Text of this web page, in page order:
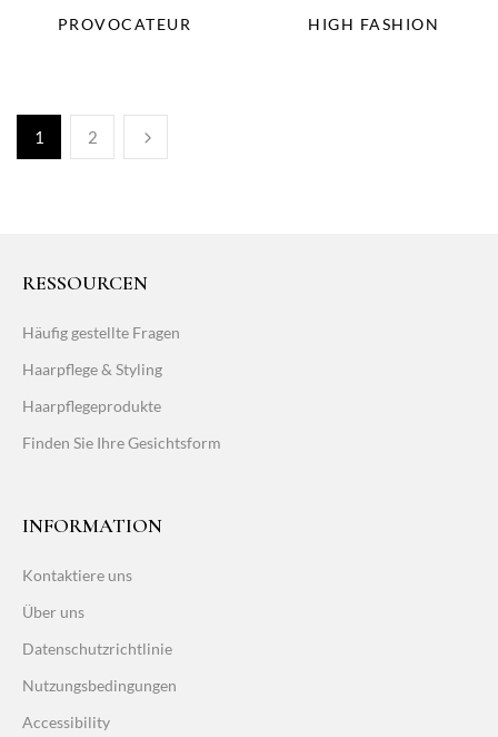
PROVOCATEUR HIGH FASHION
1 2
RESSOURCEN
Häufig gestellte Fragen
Haarpflege & Styling
Haarpflegeprodukte
Finden Sie Ihre Gesichtsform
INFORMATION
Kontaktiere uns
Über uns
Datenschutzrichtlinie
Nutzungsbedingungen
Accessibility